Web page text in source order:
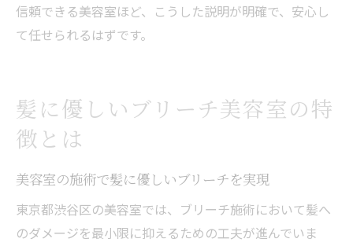
信頼できる美容室ほど、こうした説明が明確で、安心し
て任せられるはずです。
髪に優しいブリーチ美容室の特
徴とは
美容室の施術で髪に優しいブリーチを実現
東京都渋谷区の美容室では、ブリーチ施術において髪へ
のダメージを最小限に抑えるための工夫が進んでいま